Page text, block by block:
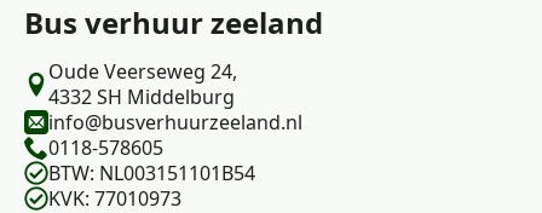
Bus verhuur zeeland
Oude Veerseweg 24,
4332 SH Middelburg
info@busverhuurzeeland.nl
0118-578605
BTW: NL003151101B54
KVK: 77010973